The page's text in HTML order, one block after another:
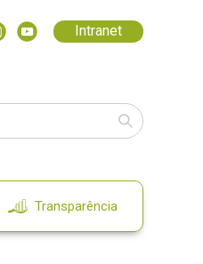
Intranet
Transparência